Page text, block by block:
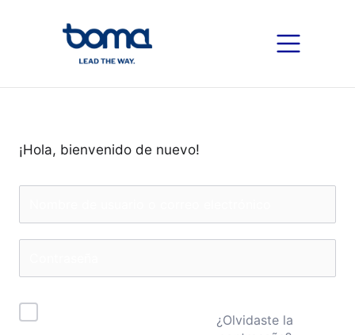
¡Hola, bienvenido de nuevo!
¿Olvidaste la